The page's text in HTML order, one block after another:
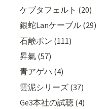
ケブタフェルト (20)
銀蛇Lanケーブル (29)
石鹸ポン (111)
昇氣 (57)
青アゲハ (4)
雲泥シリーズ (37)
Ge3本社の試聴 (4)